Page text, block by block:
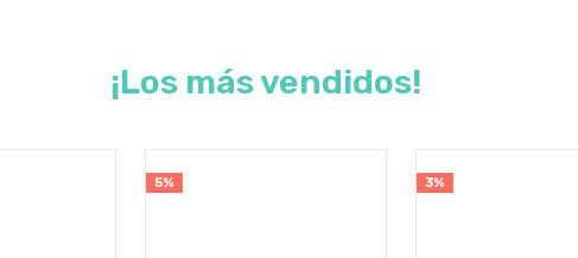
¡Los más vendidos!
5% 3%